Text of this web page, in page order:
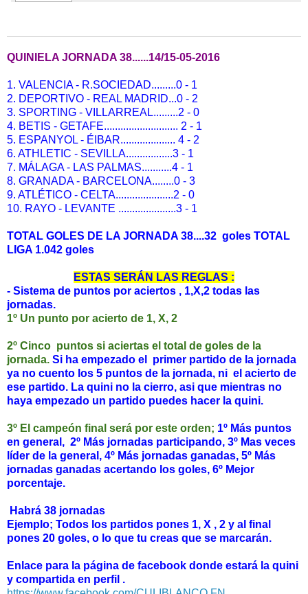
QUINIELA JORNADA 38......14/15-05-2016
1. VALENCIA - R.SOCIEDAD.........0 - 1
2. DEPORTIVO - REAL MADRID...0 - 2
3. SPORTING - VILLARREAL.........2 - 0
4. BETIS - GETAFE........................... 2 - 1
5. ESPANYOL - ÉIBAR.................... 4 - 2
6. ATHLETIC - SEVILLA.................3 - 1
7. MÁLAGA - LAS PALMAS...........4 - 1
8. GRANADA - BARCELONA........0 - 3
9. ATLÉTICO - CELTA.....................2 - 0
10. RAYO - LEVANTE .....................3 - 1
TOTAL GOLES DE LA JORNADA 38....32 goles TOTAL
LIGA 1.042 goles
ESTAS SERÁN LAS REGLAS :
- Sistema de puntos por aciertos , 1,X,2 todas las
jornadas.
1º Un punto por acierto de 1, X, 2
2º Cinco puntos si aciertas el total de goles de la
jornada. Si ha empezado el primer partido de la jornada
ya no cuento los 5 puntos de la jornada, ni el acierto de
ese partido. La quini no la cierro, asi que mientras no
haya empezado un partido puedes hacer la quini.
3º El campeón final será por este orden; 1º Más puntos
en general, 2º Más jornadas participando, 3º Mas veces
líder de la general, 4º Más jornadas ganadas, 5º Más
jornadas ganadas acertando los goles, 6º Mejor
porcentaje.
Habrá 38 jornadas
Ejemplo; Todos los partidos pones 1, X , 2 y al final
pones 20 goles, o lo que tu creas que se marcarán.
Enlace para la página de facebook donde estará la quini
y compartida en perfil .